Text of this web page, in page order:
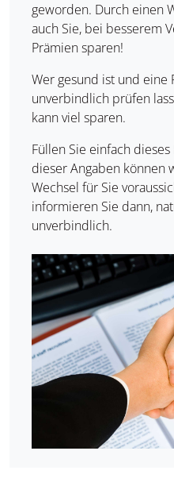
geworden. Durch einen
auch Sie, bei besserem
Prämien sparen!
Wer gesund ist und eine
unverbindlich prüfen
kann viel sparen.
Füllen Sie einfach
dieser Angaben können
Wechsel für Sie
informieren Sie dann,
unverbindlich.